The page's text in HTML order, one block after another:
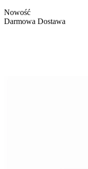
Nowość
Darmowa Dostawa